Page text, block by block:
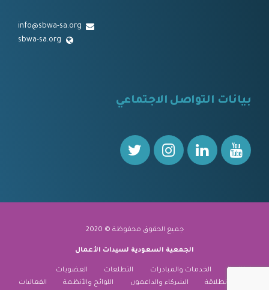
info@sbwa-sa.org
sbwa-sa.org
بيانات التواصل الاجتماعي
جميع الحقوق محفوظة © 2020
الجمعية السعودية لسيدات الأعمال
نبذة عنا الخدمات والمبادرات التطلعات
العضويات
منارة الانطلاقة
الشركاء والداعمون اللوائح والأنظمة الفعاليات